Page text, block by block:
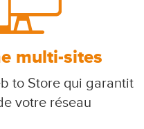
multi-sites
to Store qui garantit
votre réseau